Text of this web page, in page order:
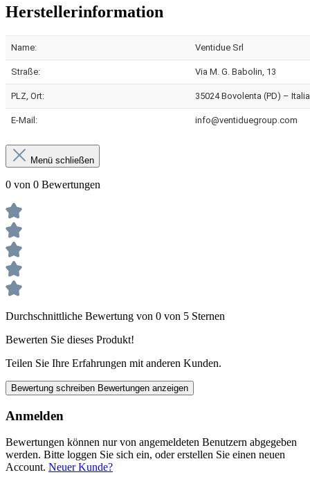
Herstellerinformation
Name: Ventidue Srl
Straße: Via M. G. Babolin, 13
PLZ, Ort: 35024 Bovolenta (PD) – Italia
E-Mail: info@ventiduegroup.com
Menü schließen
0 von 0 Bewertungen
Durchschnittliche Bewertung von 0 von 5 Sternen
Bewerten Sie dieses Produkt!
Teilen Sie Ihre Erfahrungen mit anderen Kunden.
Bewertung schreiben Bewertungen anzeigen
Anmelden
Bewertungen können nur von angemeldeten Benutzern abgegeben
werden. Bitte loggen Sie sich ein, oder erstellen Sie einen neuen
Account. Neuer Kunde?